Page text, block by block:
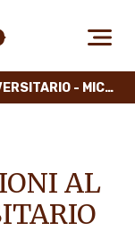
APERTE LE ISCRIZIONI AL MASTER UNIVERSITARIO - MICHELE FERRERO
AL